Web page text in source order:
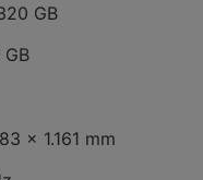
GB
x 1.161 mm